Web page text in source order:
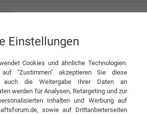
EMPFEHLEN
Einstellungen
Cookies und ähnliche Technologien.
"Zustimmen" akzeptieren Sie diese
auch die Weitergabe Ihrer Daten an
werden für Analysen, Retargeting und zur
Inhalten und Werbung auf
sowie auf Drittanbieterseiten